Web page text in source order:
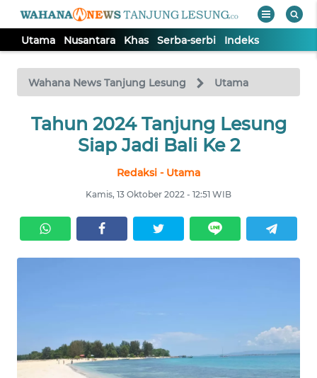
Utama Nusantara Khas Serba-serbi Indeks
Wahana News Tanjung Lesung Utama
Tahun 2024 Tanjung Lesung
Siap Jadi Bali Ke 2
Redaksi - Utama
Kamis, 13 Oktober 2022 - 12:51 WIB
TV
Tutup
UTAMA
SERBA-
SERBI